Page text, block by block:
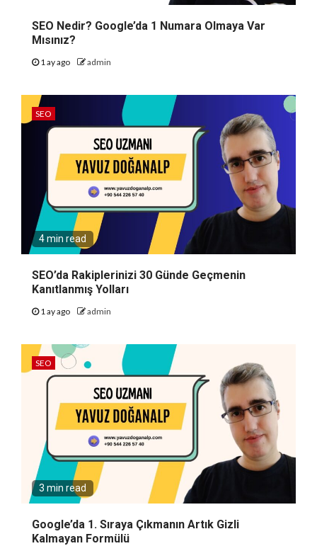
SEO Nedir? Google’da 1 Numara Olmaya Var
Mısınız?
1 ay ago admin
SEO
4 min read
SEO’da Rakiplerinizi 30 Günde Geçmenin
Kanıtlanmış Yolları
1 ay ago admin
SEO
3 min read
Google’da 1. Sıraya Çıkmanın Artık Gizli
Kalmayan Formülü